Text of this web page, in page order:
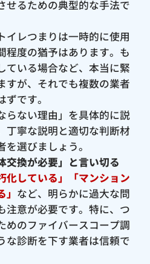
せるための典型的な手法で
イレつまりは一時的に使用
程度の猶予はあります。も
ている場合など、本当に緊
すが、それでも複数の業者
です。
らない理由」を具体的に説
丁寧な説明と適切な判断材
選びましょう。
交換が必要」と言い切る
化している」「マンション
など、明らかに過大な問
注意が必要です。特に、つ
めのファイバースコープ調
な診断を下す業者は信頼で